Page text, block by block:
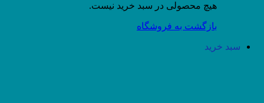
هیچ محصولی در سبد خرید نیست.
بازگشت به فروشگاه
سبد خرید